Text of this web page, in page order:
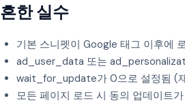
흔한 실수
기본 스니펫이 Google 태그 이후에
ad_user_data 또는
wait_for_update가 0으로 설정됨 (
모든 페이지 로드 시 동의 업데이트